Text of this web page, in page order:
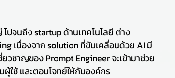
ปจนถึง startup ด้านเทคโนโลยี ต่าง
เนื่องจาก solution ที่ขับเคลื่อนด้วย AI มี
ชาญของ Prompt Engineer จะเข้ามาช่วย
ใช้ และตอบโจทย์ให้กับองค์กร